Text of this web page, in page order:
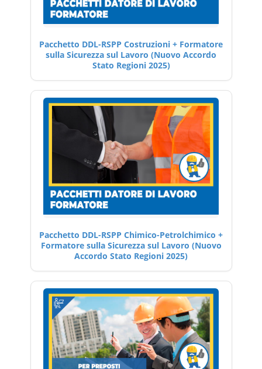
Pacchetto DDL-RSPP Costruzioni + Formatore
sulla Sicurezza sul Lavoro (Nuovo Accordo
Stato Regioni 2025)
Pacchetto DDL-RSPP Chimico-Petrolchimico +
Formatore sulla Sicurezza sul Lavoro (Nuovo
Accordo Stato Regioni 2025)